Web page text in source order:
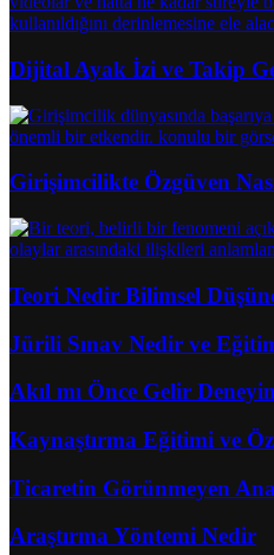
Dijital Ayak İzi ve Takip
Girişimcilikte Özgüven
Teori Nedir Bilimsel
Jürili Sınav Nedir ve
Akıl mı Önce Gelir
Kaynaştırma Eğitimi ve
Ticaretin Görünmeyen
Araştırma Yöntemi Nedir